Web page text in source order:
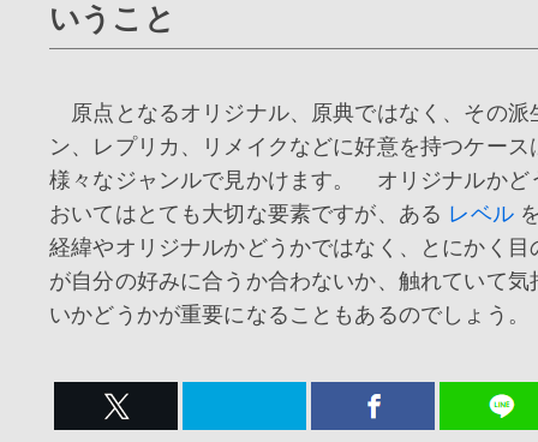
いうこと
原点となるオリジナル、原典ではなく、その派
ン、レプリカ、リメイクなどに好意を持つケース
様々なジャンルで見かけます。 オリジナルかど
おいてはとても大切な要素ですが、ある レベル
経緯やオリジナルかどうかではなく、とにかく目
が自分の好みに合うか合わないか、触れていて気
いかどうかが重要になることもあるのでしょう。